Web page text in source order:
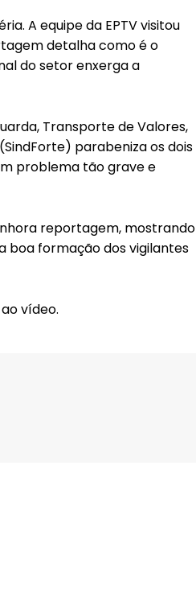
A equipe da EPTV visitou
detalha como é o
do setor enxerga a
Transporte de Valores,
parabeniza os dois
problema tão grave e
reportagem, mostrando
boa formação dos vigilantes
vídeo.